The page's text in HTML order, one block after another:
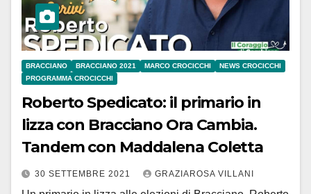
BRACCIANO BRACCIANO 2021 MARCO CROCICCHI
NEWS CROCICCHI
PROGRAMMA CROCICCHI
Roberto Spedicato: il primario in
lizza con Bracciano Ora Cambia.
Tandem con Maddalena Coletta
30 SETTEMBRE 2021 GRAZIAROSA VILLANI